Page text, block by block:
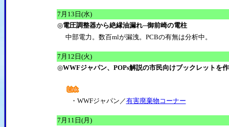
7月13日(水)
◎電圧調整器から絶縁油漏れ─御前崎の電柱
中部電力。数百mlが漏洩。PCBの有無は分析中。
7月12日(火)
◎WWFジャパン、POPs解説の市民向けブックレットを
・WWFジャパン／有害廃棄物コーナー
7月11日(月)